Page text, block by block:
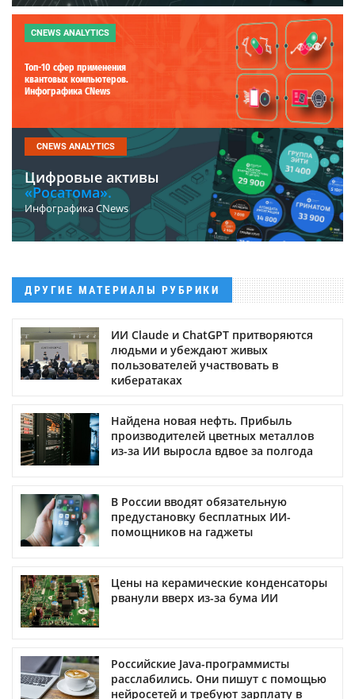
CNEWS ANALYTICS
Топ-10 сфер применения
квантовых компьютеров.
Инфографика CNews
CNEWS ANALYTICS
Цифровые активы
«Росатома».
Инфографика CNews
ДРУГИЕ МАТЕРИАЛЫ РУБРИКИ
ИИ Claude и ChatGPT притворяются
людьми и убеждают живых
пользователей участвовать в
кибератаках
Найдена новая нефть. Прибыль
производителей цветных металлов
из-за ИИ выросла вдвое за полгода
В России вводят обязательную
предустановку бесплатных ИИ-
помощников на гаджеты
Цены на керамические конденсаторы
рванули вверх из-за бума ИИ
Российские Java-программисты
расслабились. Они пишут с помощью
нейросетей и требуют зарплату в